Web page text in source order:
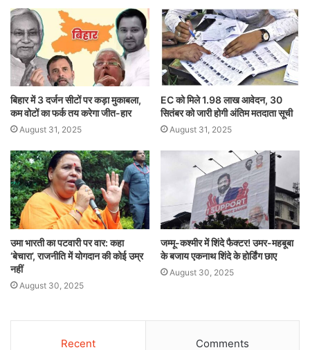
बिहार में 3 दर्जन सीटों पर कड़ा मुकाबला,
कम वोटों का फर्क तय करेगा जीत-हार
August 31, 2025
EC को मिले 1.98 लाख आवेदन, 30
सितंबर को जारी होगी अंतिम मतदाता सूची
August 31, 2025
उमा भारती का पटवारी पर वार: कहा
‘बेचारा’, राजनीति में योगदान की कोई उम्र
नहीं
August 30, 2025
जम्मू-कश्मीर में शिंदे फैक्टर! उमर-महबूबा
के बजाय एकनाथ शिंदे के होर्डिंग छाए
August 30, 2025
Recent Comments